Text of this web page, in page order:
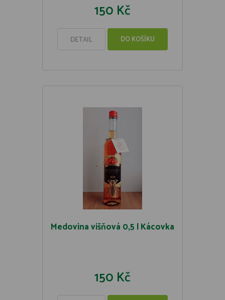
150 Kč
DETAIL DO KOŠÍKU
Medovina višňová 0,5 l Kácovka
150 Kč